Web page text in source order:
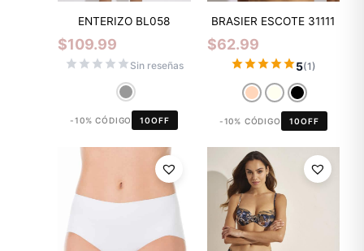
ENTERIZO BL058
$109.99
Sin reseñas
-10% CÓDIGO 10OFF
BRASIER ESCOTE 31111
$62.99
5(1)
-10% CÓDIGO 10OFF